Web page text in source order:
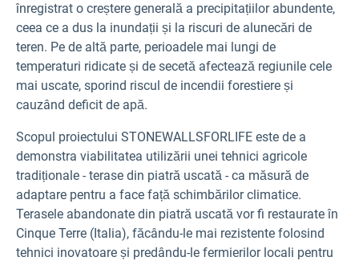
înregistrat o creștere generală a precipitațiilor abundente,
ceea ce a dus la inundații și la riscuri de alunecări de
teren. Pe de altă parte, perioadele mai lungi de
temperaturi ridicate și de secetă afectează regiunile cele
mai uscate, sporind riscul de incendii forestiere și
cauzând deficit de apă.
Scopul proiectului STONEWALLSFORLIFE este de a
demonstra viabilitatea utilizării unei tehnici agricole
tradiționale - terase din piatră uscată - ca măsură de
adaptare pentru a face față schimbărilor climatice.
Terasele abandonate din piatră uscată vor fi restaurate în
Cinque Terre (Italia), făcându-le mai rezistente folosind
tehnici inovatoare și predându-le fermierilor locali pentru